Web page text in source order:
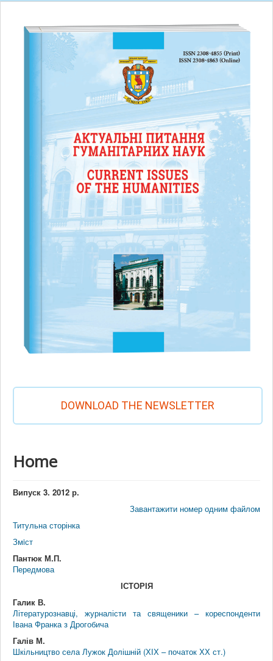
DOWNLOAD THE NEWSLETTER
Home
Випуск 3. 2012 р.
Завантажити номер одним файлом
Титульна сторінка
Змiст
Пантюк М.П.
Передмова
ІСТОРІЯ
Галик В.
Літературознавці, журналісти та священики – кореспонденти
Івана Франка з Дрогобича
Галів М.
Шкільництво села Лужок Долішній (ХІХ – початок ХХ ст.)